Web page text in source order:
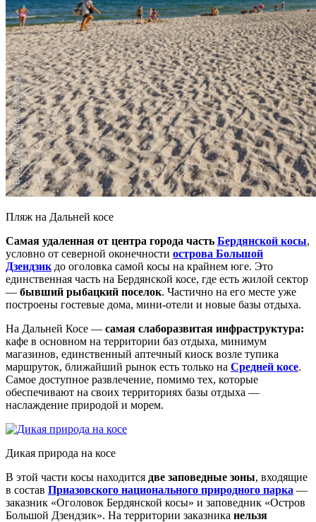
Пляж на Дальней косе
Самая удаленная от центра города часть Бердянской косы,
условно от северной оконечности острова Большой
Дзендзик до оголовка самой косы на крайнем юге. Это
единственная часть на Бердянской косе, где есть жилой сектор
— бывший рыбацкий поселок. Частично на его месте уже
построены гостевые дома, мини-отели и новые базы отдыха.
На Дальней Косе — самая слаборазвитая инфраструктура:
кафе в основном на территории баз отдыха, минимум
магазинов, единственный аптечный киоск возле тупика
маршруток, ближайший рынок есть только на Средней косе.
Самое доступное развлечение, помимо тех, которые
обеспечивают на своих территориях базы отдыха —
наслаждение природой и морем.
Дикая природа на косе
В этой части косы находится две заповедные зоны, входящие
в состав Приазовского национального природного парка —
заказник «Оголовок Бердянской косы» и заповедник «Остров
Большой Дзендзик». На территории заказника нельзя